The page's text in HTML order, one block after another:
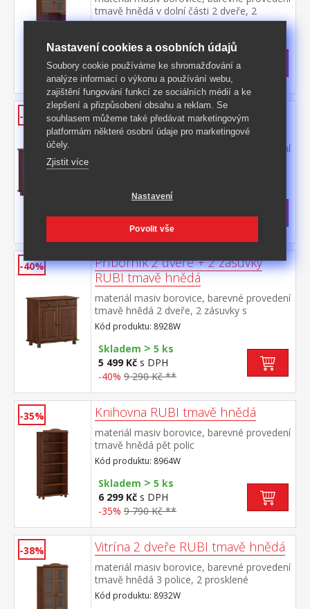
tmavě hnědá v dolní části 2 dveře, 2
zásuvky s kovovými pojezdy v horní části
Skladem>5 ks
9 999 Kčs DPH
-35% 15 490 Kč **
-36%
Příborník 3 dveře + 3 zásuvky
RUBI tmavě hnědá
materiál masiv borovice, barevné provedení
Skladem>5 ks
12 090 Kč **
-40%
Příborník 2 dveře + 2 zásuvky
RUBI tmavě hnědá
materiál masiv borovice, barevné provedení
tmavě hnědá 2 dveře, 2 zásuvky s
kovovými pojezdy, 1 police
Kód produktu: 8928W
Skladem > 5 ks
5 499 Kč s DPH
-40% 9 290 Kč **
-35% Knihovna RUBI tmavě hnědá
materiál masiv borovice, barevné provedení
tmavě hnědá pět polic
Kód produktu: 8964W
Skladem > 5 ks
6 299 Kč s DPH
-35% 9 790 Kč **
-38% Vitrína 2 dveře RUBI tmavě hnědá
materiál masiv borovice, barevné provedení
tmavě hnědá 3 police, 2 prosklené
dveře široká zásuvka s kovovými pojezdy
Kód produktu: 8932W
Nastavení cookies a osobních údajů
Soubory cookie používáme ke shromažďování a
analýze informací o výkonu a používání webu,
zajištění fungování funkcí ze sociálních médií a ke
zlepšení a přizpůsobení obsahu a reklam. Se
souhlasem můžeme také předávat marketingovým
platformám některé osobní údaje pro marketingové
účely.
Zjistit více
Nastavení
Povolit vše